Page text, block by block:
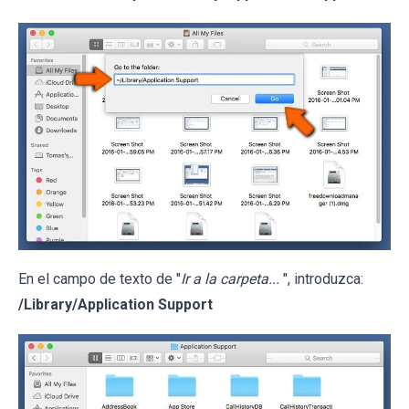
En el campo de texto de "Ir a la carpeta... ", introduzca:
/Library/Application Support